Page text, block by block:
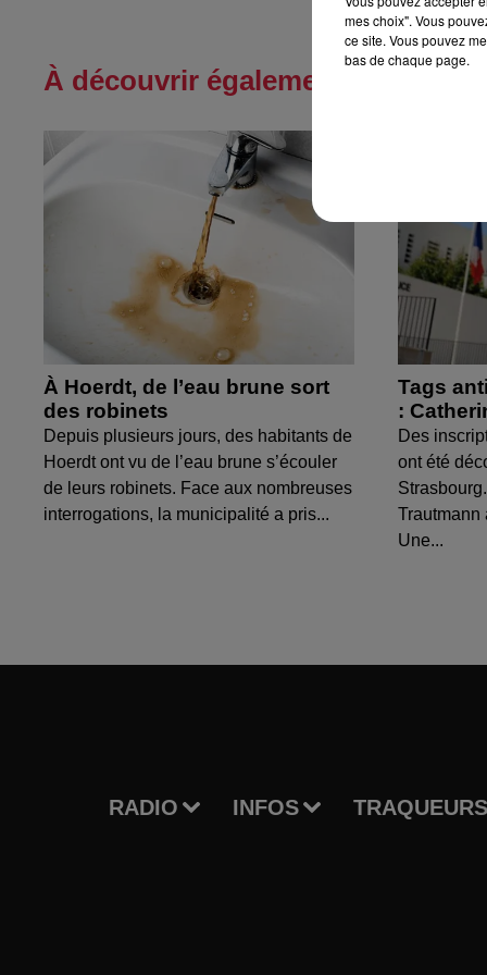
À découvrir également
À Hoerdt, de l’eau brune sort
des robinets
Depuis plusieurs jours, des habitants de
Hoerdt ont vu de l’eau brune s’écouler
de leurs robinets. Face aux nombreuses
interrogations, la municipalité a pris...
Tags
:
Des
ont été
Trautmann
Une...
RADIO INFOS
mes choix". Vous
ce site. Vous pouvez
bas de chaque page.